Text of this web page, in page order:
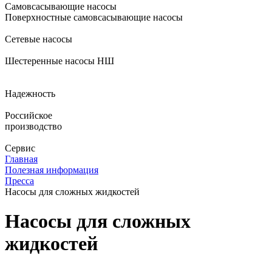
Самовсасывающие насосы
Поверхностные самовсасывающие насосы
Сетевые насосы
Шестеренные насосы НШ
Надежность
Российское
производство
Сервис
Главная
Полезная информация
Пресса
Насосы для сложных жидкостей
Насосы для сложных
жидкостей